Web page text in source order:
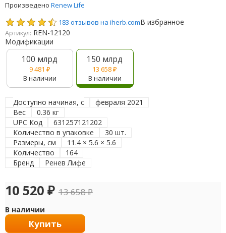
Произведено Renew Life
183 отзывов на iherb.comВ избранное
Артикул: REN-12120
Модификации
100 млрд
9 481 ₽
В наличии
150 млрд
13 658₽
В наличии
Доступно начиная, с
февраля 2021
Вес
0.36 кг
UPC Код
631257121202
Количество в упаковке
30 шт.
Размеры, см
11.4 × 5.6 × 5.6
Количество
164
Бренд
Ренев Лифе
10 520 ₽ 13 658₽
В наличии
Купить